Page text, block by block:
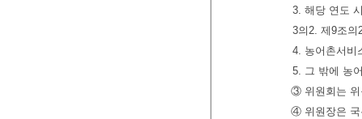
3. 해당 연도
3의2. 제9조의
4. 농어촌서비
5. 그 밖에 농
③ 위원회는 위
④ 위원장은 국